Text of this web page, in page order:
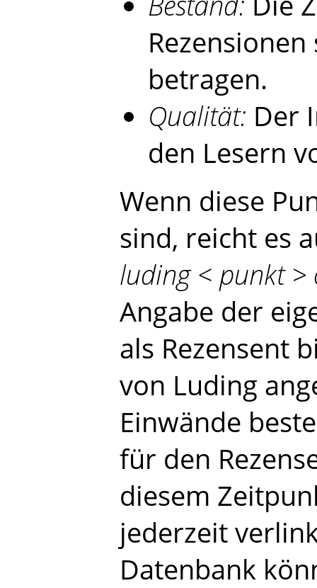
betragen.
Qualität: Der
den Lesern
Wenn diese
sind, reicht es
luding < punkt >
Angabe der
als Rezensent
von Luding
Einwände
für den
diesem
jederzeit
Datenbank